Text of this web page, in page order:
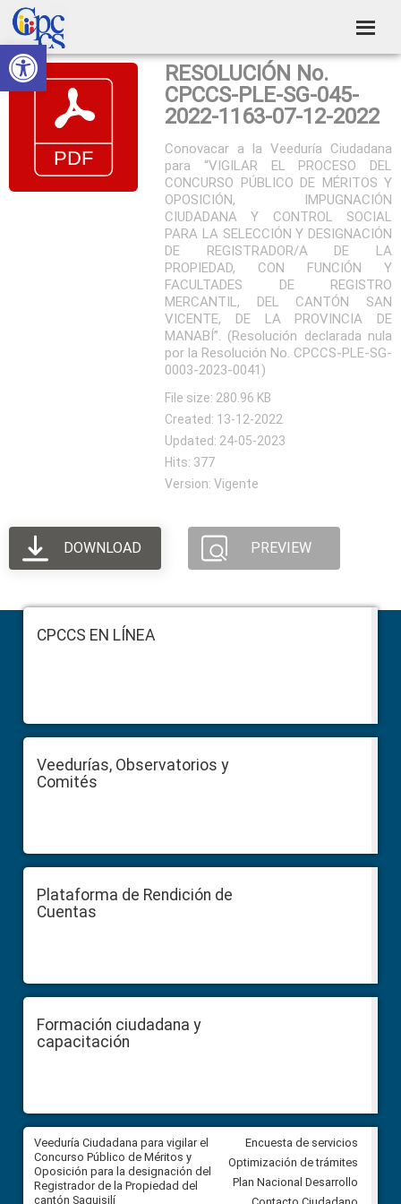
Abrir barra de herramientas
Skip
to
primary
navigation
Skip
to
main
content
Skip
to
primary
sidebar
Skip
to
footer
Consejo
de
Participación
Ciudadana
Construyendo
Poder
RESOLUCIÓN No.
CPCCS-PLE-SG-045-
2022-1163-07-12-2022
Conovacar a la Veeduría Ciudadana
para “VIGILAR EL PROCESO DEL
CONCURSO PÚBLICO DE MÉRITOS Y
OPOSICIÓN, IMPUGNACIÓN
CIUDADANA Y CONTROL SOCIAL
PARA LA SELECCIÓN Y DESIGNACIÓN
DE REGISTRADOR/A DE LA
PROPIEDAD, CON FUNCIÓN Y
FACULTADES DE REGISTRO
MERCANTIL, DEL CANTÓN SAN
VICENTE, DE LA PROVINCIA DE
MANABÍ”. (Resolución declarada nula
por la Resolución No. CPCCS-PLE-SG-
0003-2023-0041)
File size: 280.96 KB
Created: 13-12-2022
Updated: 24-05-2023
Hits: 377
Version: Vigente
DOWNLOAD PREVIEW
FooterCPCCS EN LÍNEA
Veedurías, Observatorios y
Comités
Plataforma de Rendición de
Cuentas
Formación ciudadana y
capacitación
Veeduría Ciudadana para vigilar el
Concurso Público de Méritos y
Oposición para la designación del
Registrador de la Propiedad del
cantón Saquisilí
Veeduría Ciudadana para
construcción del asfaltado de
Ballenita del cantón Santa
Encuesta de servicios
Optimización de trámites
Plan Nacional Desarrollo